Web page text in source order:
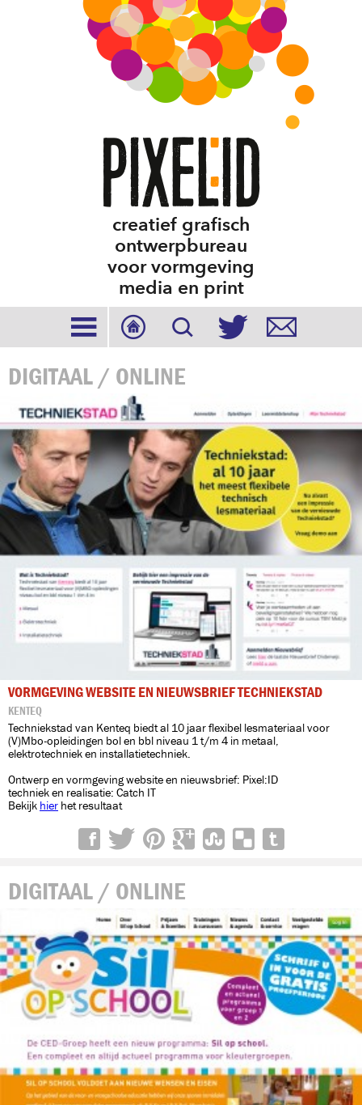
creatief grafisch
ontwerpbureau
voor vormgeving
media en print
    
DIGITAAL / ONLINE
VORMGEVING WEBSITE EN NIEUWSBRIEF TECHNIEKSTAD
KENTEQ
Techniekstad van Kenteq biedt al 10 jaar flexibel lesmateriaal voor
(V)Mbo-opleidingen bol en bbl niveau 1 t/m 4 in metaal,
elektrotechniek en installatietechniek.
Ontwerp en vormgeving website en nieuwsbrief: Pixel:ID
techniek en realisatie: Catch IT
Bekijk hier het resultaat
DIGITAAL / ONLINE